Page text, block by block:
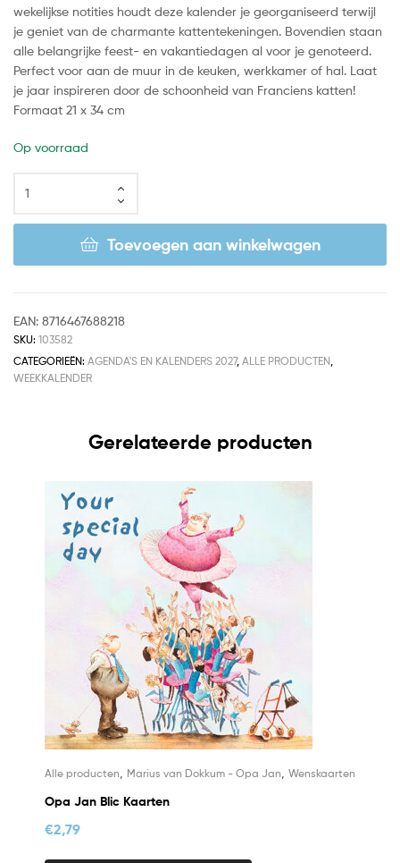
wekelijkse notities houdt deze kalender je georganiseerd terwijl
je geniet van de charmante kattentekeningen. Bovendien staan
alle belangrijke feest- en vakantiedagen al voor je genoteerd.
Perfect voor aan de muur in de keuken, werkkamer of hal. Laat
je jaar inspireren door de schoonheid van Franciens katten!
Formaat 21 x 34 cm
Op voorraad
Toevoegen aan winkelwagen
EAN: 8716467688218
SKU: 103582
CATEGORIEËN: AGENDA'S EN KALENDERS 2027, ALLE PRODUCTEN
WEEKKALENDER
Gerelateerde producten
Alle producten Marius van Dokkum - Opa Jan Wenskaarten
Opa Jan Blic Kaarten
€2,79